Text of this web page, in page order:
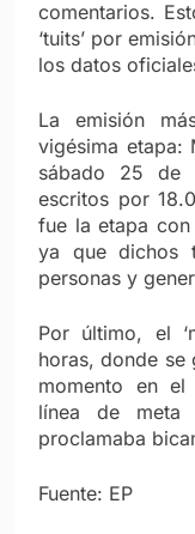
comentarios.
‘tuits’ por
los datos
La emisión
vigésima etapa:
sábado 25 de
escritos por
fue la etapa
ya que dichos
personas y
Por último, el
horas, donde se
momento en el
línea de meta
proclamaba
Fuente: EP